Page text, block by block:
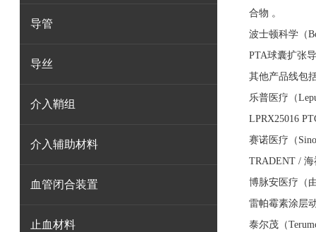
导管
导丝
介入鞘组
介入辅助材料
血管闭合装置
止血材料
合物 ‌‌。
波士顿科学（
‌PTA球囊扩张
其他产品线包
乐普医疗（
‌LPRX25016
赛诺医疗（
‌TRADENT /
博脉安医疗（
雷帕霉素涂层
泰尔茂（